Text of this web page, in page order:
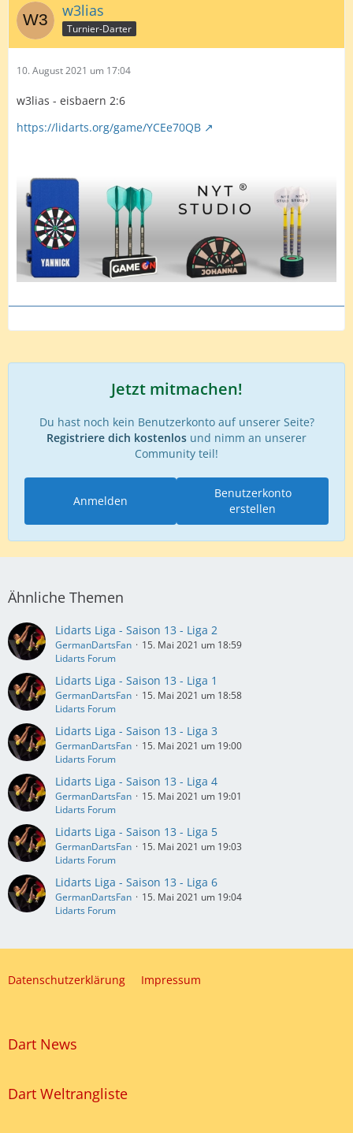
w3lias
Turnier-Darter
10. August 2021 um 17:04
w3lias - eisbaern 2:6
https://lidarts.org/game/YCEe70QB
Jetzt mitmachen!
Du hast noch kein Benutzerkonto auf unserer Seite?
Registriere dich kostenlos und nimm an unserer
Community teil!
Benutzerkonto
erstellen
Anmelden
Ähnliche Themen
Lidarts Liga - Saison 13 - Liga 2
GermanDartsFan
15. Mai 2021 um 18:59
Lidarts Forum
Lidarts Liga - Saison 13 - Liga 1
GermanDartsFan
15. Mai 2021 um 18:58
Lidarts Forum
Lidarts Liga - Saison 13 - Liga 3
GermanDartsFan
15. Mai 2021 um 19:00
Lidarts Forum
Lidarts Liga - Saison 13 - Liga 4
GermanDartsFan
15. Mai 2021 um 19:01
Lidarts Forum
Lidarts Liga - Saison 13 - Liga 5
GermanDartsFan
15. Mai 2021 um 19:03
Lidarts Forum
Lidarts Liga - Saison 13 - Liga 6
GermanDartsFan
15. Mai 2021 um 19:04
Lidarts Forum
Datenschutzerklärung Impressum
Dart News
Dart Weltrangliste